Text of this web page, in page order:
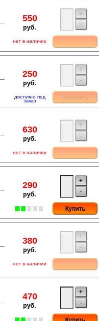
550
руб.
нет в наличии
+
-
250
руб.
доступно под
заказ
+
-
Заказать
630
руб.
нет в наличии
+
-
290
руб.
+
-
Купить
380
руб.
нет в наличии
+
-
470
руб.
+
-